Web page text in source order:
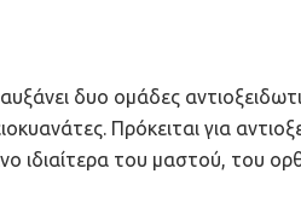
δυο ομάδες
Πρόκειται για
ιδιαίτερα του μαστού, του